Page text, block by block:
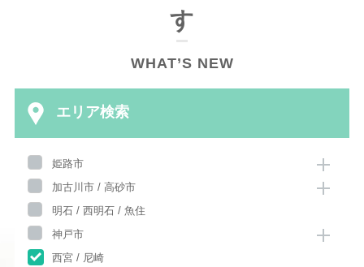
す
WHAT’S NEW
エリア検索
姫路市
加古川市 / 高砂市
明石 / 西明石 / 魚住
神戸市
西宮 / 尼崎